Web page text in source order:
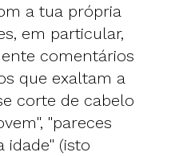
a tua própria
em particular,
comentários
que exaltam a
corte de cabelo
"pareces
idade" (isto